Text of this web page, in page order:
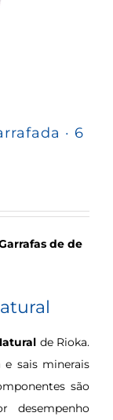
· 6
de de
de Rioka.
sais minerais
são
desempenho